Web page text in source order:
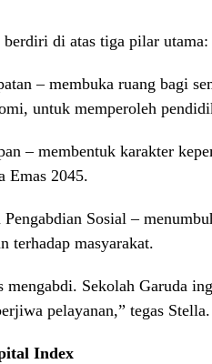
berdiri di atas tiga pilar utama:
– membuka ruang bagi
untuk memperoleh
– membentuk karakter
Emas 2045.
Sosial –
terhadap masyarakat.
mengabdi. Sekolah Garuda
pelayanan,” tegas Stella.
Index